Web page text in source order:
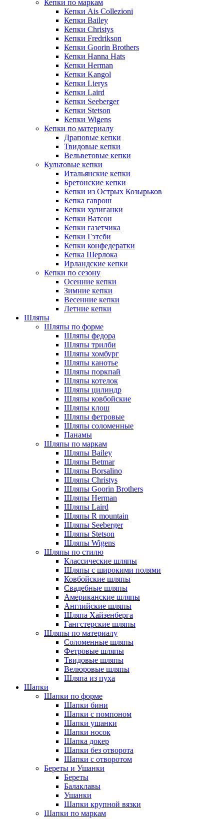
Кепки по маркам
Кепки Ais Collezioni
Кепки Bailey
Кепки Christys
Кепки Fredrikson
Кепки Goorin Brothers
Кепки Hanna Hats
Кепки Herman
Кепки Kangol
Кепки Lierys
Кепки Laird
Кепки Seeberger
Кепки Stetson
Кепки Wigens
Кепки по материалу
Драповые кепки
Твидовые кепки
Вельветовые кепки
Культовые кепки
Итальянские кепки
Бретонские кепки
Кепки из Острых Козырьков
Кепка гаврош
Кепки хулиганки
Кепки Ватсон
Кепки газетчика
Кепки Гэтсби
Кепки конфедератки
Кепка Шерлока
Ирландские кепки
Кепки по сезону
Осенние кепки
Зимние кепки
Весенние кепки
Летние кепки
Шляпы
Шляпы по форме
Шляпы федора
Шляпы трилби
Шляпы хомбург
Шляпы канотье
Шляпы поркпай
Шляпы котелок
Шляпы цилиндр
Шляпы ковбойские
Шляпы клош
Шляпы фетровые
Шляпы соломенные
Панамы
Шляпы по маркам
Шляпы Bailey
Шляпы Betmar
Шляпы Borsalino
Шляпы Christys
Шляпы Goorin Brothers
Шляпы Herman
Шляпы Laird
Шляпы R mountain
Шляпы Seeberger
Шляпы Stetson
Шляпы Wigens
Шляпы по стилю
Классические шляпы
Шляпы с широкими полями
Ковбойские шляпы
Свадебные шляпы
Американские шляпы
Английские шляпы
Шляпа Хайзенберга
Гангстерские шляпы
Шляпы по материалу
Соломенные шляпы
Фетровые шляпы
Твидовые шляпы
Велюровые шляпы
Шляпа из пуха
Шапки
Шапки по форме
Шапки бини
Шапки с помпоном
Шапки ушанки
Шапки носок
Шапка докер
Шапки без отворота
Шапки с отворотом
Береты и Ушанки
Береты
Балаклавы
Ушанки
Шапки крупной вязки
Шапки по маркам